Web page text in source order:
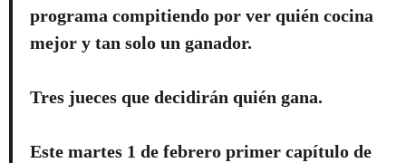
programa compitiendo por ver quién cocina
mejor y tan solo un ganador.
Tres jueces que decidirán quién gana.
Este martes 1 de febrero primer capítulo de